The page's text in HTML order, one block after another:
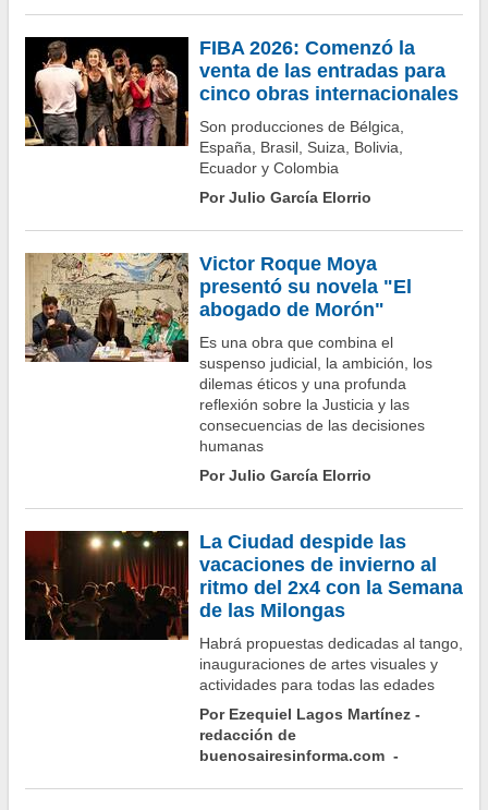
FIBA 2026: Comenzó la
venta de las entradas para
cinco obras internacionales
Son producciones de Bélgica,
España, Brasil, Suiza, Bolivia,
Ecuador y Colombia
Por Julio García Elorrio
Victor Roque Moya
presentó su novela "El
abogado de Morón"
Es una obra que combina el
suspenso judicial, la ambición, los
dilemas éticos y una profunda
reflexión sobre la Justicia y las
consecuencias de las decisiones
humanas
Por Julio García Elorrio
La Ciudad despide las
vacaciones de invierno al
ritmo del 2x4 con la Semana
de las Milongas
Habrá propuestas dedicadas al tango,
inauguraciones de artes visuales y
actividades para todas las edades
Por Ezequiel Lagos Martínez -
redacción de
buenosairesinforma.com -